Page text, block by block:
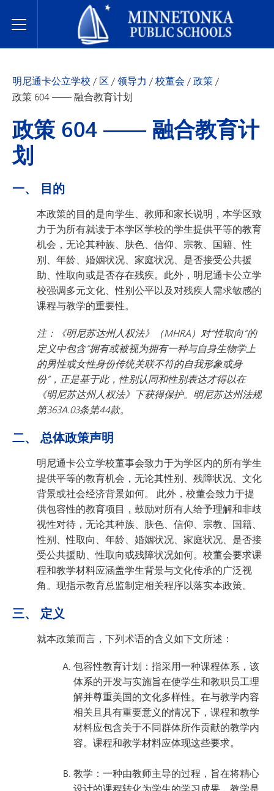
Toggle Menu
明尼通卡公立学校
明尼通卡公立学校 / 区/领导力 /校董会 /政策/
政策 604 —— 融合教育计划
政策 604 —— 融合教育计
划
一、 目的
本政策的目的是向学生、教师和家长说明，本学区致
力于为所有就读于本学区学校的学生提供平等的教育
机会，无论其种族、肤色、信仰、宗教、国籍、性
别、年龄、婚姻状况、家庭状况、是否接受公共援
助、性取向或是否存在残疾。此外，明尼通卡公立学
校强调多元文化、性别公平以及对残疾人需求敏感的
课程与教学的重要性。
注：《明尼苏达州人权法》（MHRA）对“性取向”的
定义中包含“拥有或被视为拥有一种与自身生物学上
的男性或女性身份传统关联不符的自我形象或身
份”，正是基于此，性别认同和性别表达才得以在
《明尼苏达州人权法》下获得保护。明尼苏达州法规
第363A.03条第44款。
二、 总体政策声明
明尼通卡公立学校董事会致力于为学区内的所有学生
提供平等的教育机会，无论其性别、残障状况、文化
背景或社会经济背景如何。 此外，校董会致力于提
供包容性的教育项目，鼓励对所有人给予理解和非歧
视性对待，无论其种族、肤色、信仰、宗教、国籍、
性别、性取向、年龄、婚姻状况、家庭状况、是否接
受公共援助、性取向或残障状况如何。校董会要求课
程和教学材料应涵盖学生背景与文化传承的广泛视
角。现指示教育总监制定相关程序以落实本政策。
三、 定义
就本政策而言，下列术语的含义如下文所述：
包容性教育计划：指采用一种课程体系，该
体系的开发与实施旨在使学生和教职员工理
解并尊重美国的文化多样性。在与教学内容
相关且具有重要意义的情况下，课程和教学
材料应包含关于不同群体所作贡献的教学内
容。课程和教学材料应体现这些要求。
教学：一种由教师主导的过程，旨在将精心